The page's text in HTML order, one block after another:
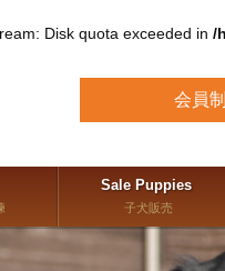
Disk quota exceeded in /
会員
Sale Puppies
子犬販売